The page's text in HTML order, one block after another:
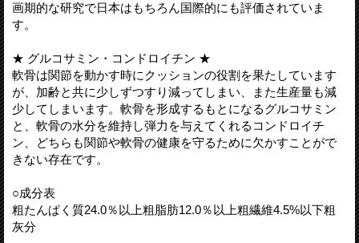
画期的な研究で日本はもちろん国際的にも評価されていま
す。
★ グルコサミン・コンドロイチン ★
軟骨は関節を動かす時にクッションの役割を果たしています
が、加齢と共に少しずつすり減ってしまい、また生産量も減
少してしまいます。軟骨を形成するもとになるグルコサミン
と、軟骨の水分を維持し弾力を与えてくれるコンドロイチ
ン、どちらも関節や軟骨の健康を守るために欠かすことがで
きない存在です。
○成分表
粗たんぱく質24.0％以上粗脂肪12.0％以上粗繊維4.5%以下粗
灰分